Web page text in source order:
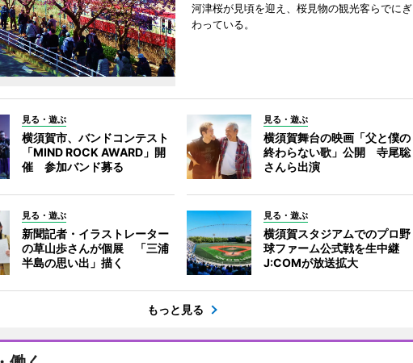
河津桜が見頃を迎え、桜見物の観光客らでにぎ
わっている。
見る・遊ぶ
横須賀市、バンドコンテスト
「MIND ROCK AWARD」開
催 参加バンド募る
見る・遊ぶ
横須賀舞台の映画「父と僕の
終わらない歌」公開 寺尾聡
さんら出演
見る・遊ぶ
新聞記者・イラストレーター
の草山歩さんが個展 「三浦
半島の思い出」描く
見る・遊ぶ
横須賀スタジアムでのプロ野
球ファーム公式戦を生中継
J:COMが放送拡大
もっと見る